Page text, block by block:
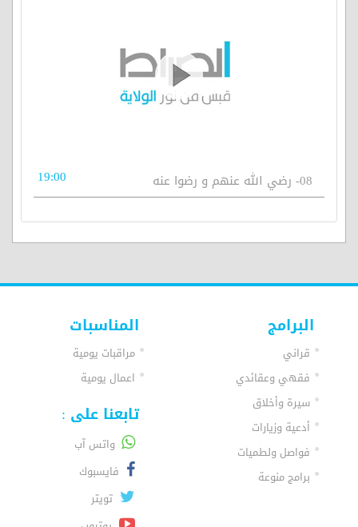
08- رضي الله عنهم و رضوا عنه 19:00
البرامج
قراني
فقهي وعقائدي
سيرة وأخلاق
أدعية وزيارات
فواصل ولطميات
برامج منوعة
المناسبات
مراقبات يومية
اعمال يومية
تابعنا على :
واتس آب
فايسبوك
تويتر